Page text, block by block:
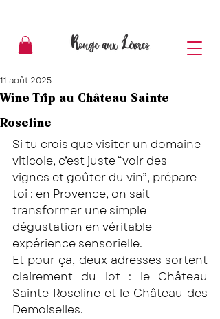
Wine Trip au Château Sainte
Roseline
11 août 2025
Si tu crois que visiter un domaine
viticole, c’est juste “voir des
vignes et goûter du vin”, prépare-
toi : en Provence, on sait
transformer une simple
dégustation en véritable
expérience sensorielle.
Et pour ça, deux adresses sortent
clairement du lot : le Château
Sainte Roseline et le Château des
Demoiselles.